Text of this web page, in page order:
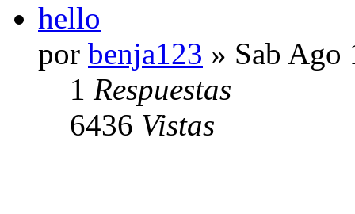
hello
por benja123 » Sab Ago
1 Respuestas
6436 Vistas